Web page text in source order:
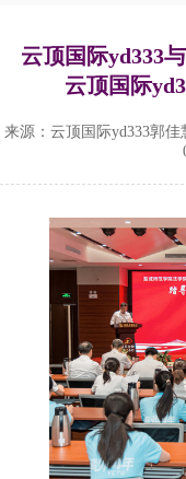
务
大
事
治
先
云顶国际yd333
云顶国际
来源：云顶国际yd333郭佳